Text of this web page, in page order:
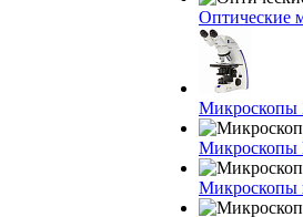
Оптические
Микроскопы
Микроскопы
Микроскопы